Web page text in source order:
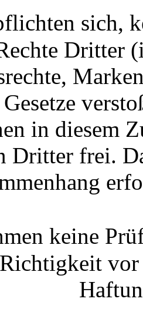
sich,
Dritter
Gesetze
in diesem
Dritter frei.
keine
vor